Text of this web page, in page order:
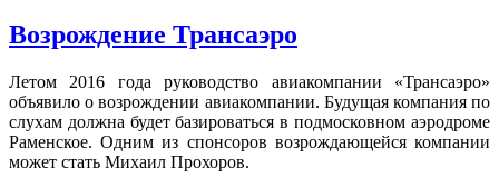
Возрождение Трансаэро
Летом 2016 года руководство авиакомпании «Трансаэро»
объявило о возрождении авиакомпании. Будущая компания по
слухам должна будет базироваться в подмосковном аэродроме
Раменское. Одним из спонсоров возрождающейся компании
может стать Михаил Прохоров.